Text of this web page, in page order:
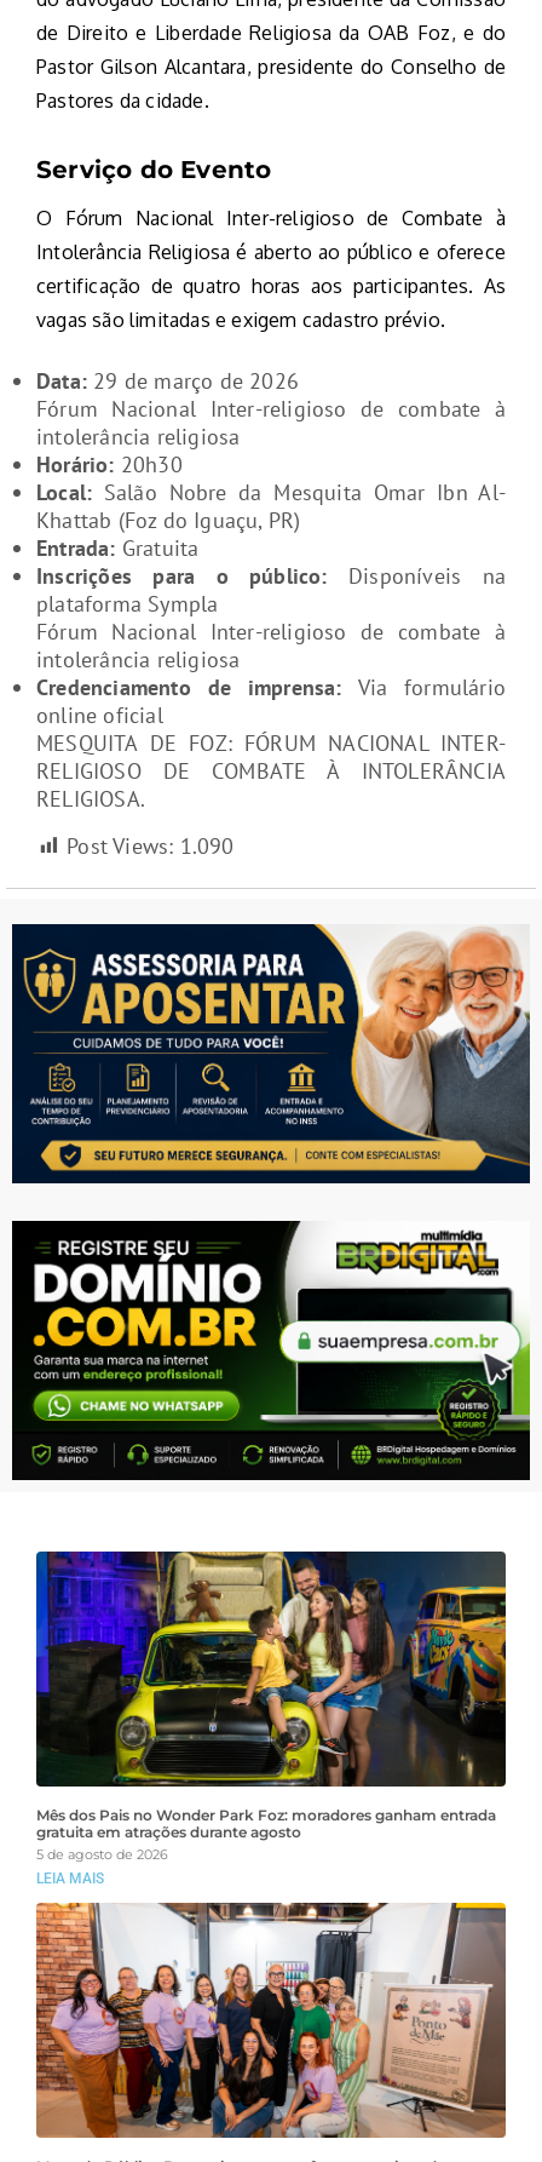
de Direito e Liberdade Religiosa da OAB Foz, e do
Pastor Gilson Alcantara, presidente do Conselho de
Pastores da cidade.
Serviço do Evento
O Fórum Nacional Inter-religioso de Combate à
Intolerância Religiosa é aberto ao público e oferece
certificação de quatro horas aos participantes. As
vagas são limitadas e exigem cadastro prévio.
Data: 29 de março de 2026
Fórum Nacional Inter-religioso de combate à
intolerância religiosa
Horário: 20h30
Local: Salão Nobre da Mesquita Omar Ibn Al-
Khattab (Foz do Iguaçu, PR)
Entrada: Gratuita
Inscrições para o público: Disponíveis na
plataforma Sympla
Fórum Nacional Inter-religioso de combate à
intolerância religiosa
Credenciamento de imprensa: Via formulário
online oficial
MESQUITA DE FOZ: FÓRUM NACIONAL INTER-
RELIGIOSO DE COMBATE À INTOLERÂNCIA
RELIGIOSA.
Post Views: 1.090
Mês dos Pais no Wonder Park Foz: moradores ganham entrada
gratuita em atrações durante agosto
5 de agosto de 2026
LEIA MAIS